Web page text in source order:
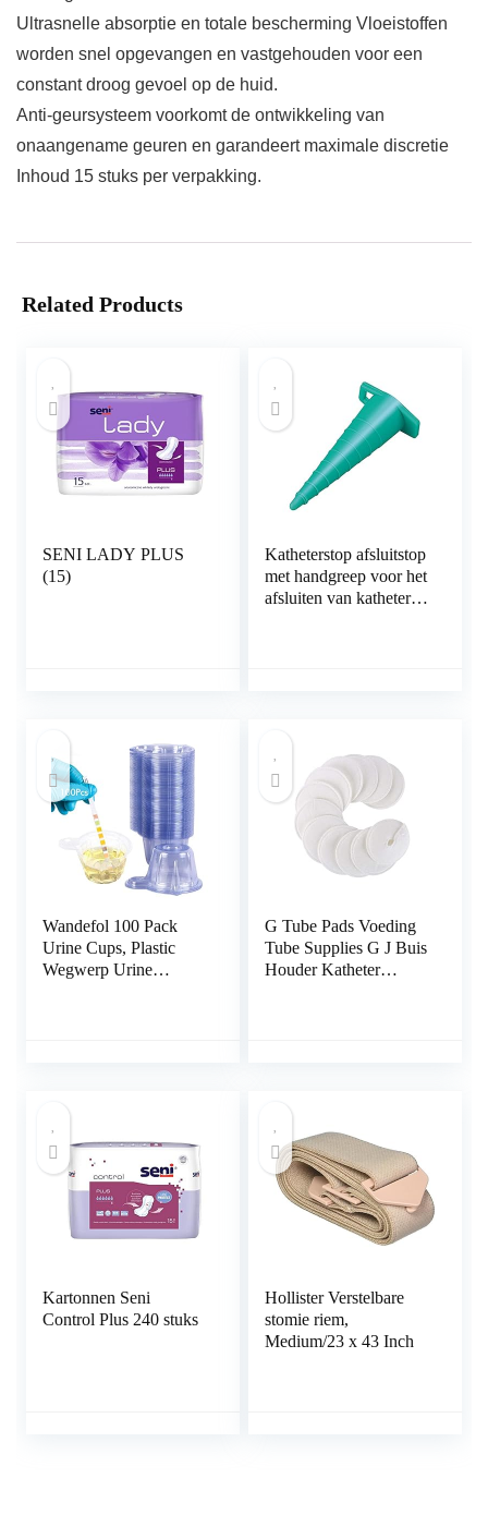
Ultrasnelle absorptie en totale bescherming Vloeistoffen
worden snel opgevangen en vastgehouden voor een
constant droog gevoel op de huid.
Anti-geursysteem voorkomt de ontwikkeling van
onaangename geuren en garandeert maximale discretie
Inhoud 15 stuks per verpakking.
Related Products
SENI LADY PLUS
(15)
Katheterstop afsluitstop
met handgreep voor het
afsluiten van katheter,
Wandefol 100 Pack
Urine Cups, Plastic
Wegwerp Urine
G Tube Pads Voeding
Tube Supplies G J Buis
Houder Katheter
Pack)
Kartonnen Seni
Control Plus 240 stuks
Hollister Verstelbare
stomie riem,
Medium/23 x 43 Inch